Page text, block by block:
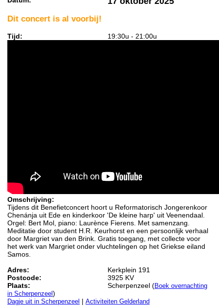
Dit concert is al voorbij!
Tijd: 19:30u - 21:00u
Omschrijving:
Tijdens dit Benefietconcert hoort u Reformatorisch Jongerenkoor
Chenánja uit Ede en kinderkoor 'De kleine harp' uit Veenendaal.
Orgel: Bert Mol, piano: Laurènce Fierens. Met samenzang.
Meditatie door student H.R. Keurhorst en een persoonlijk verhaal
door Margriet van den Brink. Gratis toegang, met collecte voor
het werk van Margriet onder vluchtelingen op het Griekse eiland
Samos.
Adres:
Kerkplein 191
Postcode:
3925 KV
Plaats:
Scherpenzeel (Boek overnachting
in Scherpenzeel )
Dagje uit in Scherpenzeel | Activiteiten Gelderland